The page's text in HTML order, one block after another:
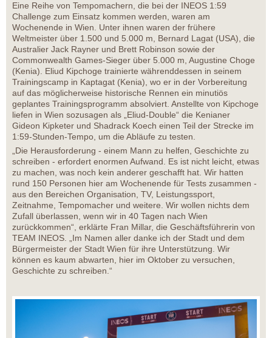
Eine Reihe von Tempomachern, die bei der INEOS 1:59
Challenge zum Einsatz kommen werden, waren am
Wochenende in Wien. Unter ihnen waren der frühere
Weltmeister über 1.500 und 5.000 m, Bernard Lagat (USA), die
Australier Jack Rayner und Brett Robinson sowie der
Commonwealth Games-Sieger über 5.000 m, Augustine Choge
(Kenia). Eliud Kipchoge trainierte währenddessen in seinem
Trainingscamp in Kaptagat (Kenia), wo er in der Vorbereitung
auf das möglicherweise historische Rennen ein minutiös
geplantes Trainingsprogramm absolviert. Anstellte von Kipchoge
liefen in Wien sozusagen als „Eliud-Double“ die Kenianer
Gideon Kipketer und Shadrack Koech einen Teil der Strecke im
1:59-Stunden-Tempo, um die Abläufe zu testen.
„Die Herausforderung - einem Mann zu helfen, Geschichte zu
schreiben - erfordert enormen Aufwand. Es ist nicht leicht, etwas
zu machen, was noch kein anderer geschafft hat. Wir hatten
rund 150 Personen hier am Wochenende für Tests zusammen -
aus den Bereichen Organisation, TV, Leistungssport,
Zeitnahme, Tempomacher und weitere. Wir wollen nichts dem
Zufall überlassen, wenn wir in 40 Tagen nach Wien
zurückkommen“, erklärte Fran Millar, die Geschäftsführerin von
TEAM INEOS. „Im Namen aller danke ich der Stadt und dem
Bürgermeister der Stadt Wien für ihre Unterstützung. Wir
können es kaum abwarten, hier im Oktober zu versuchen,
Geschichte zu schreiben.“